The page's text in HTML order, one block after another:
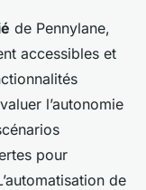
de Pennylane,
accessibles et
l’autonomie
pour
de